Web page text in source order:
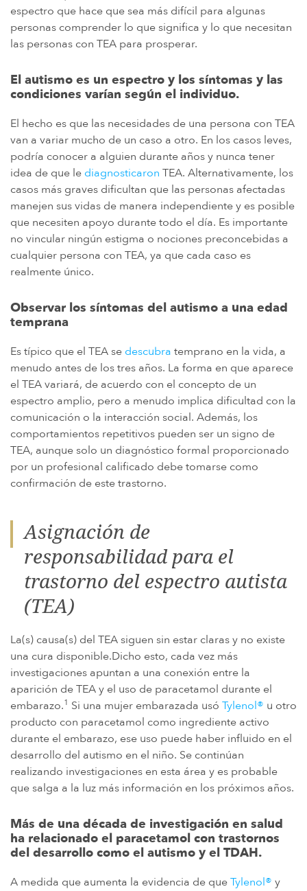
espectro que hace que sea más difícil para algunas
personas comprender lo que significa y lo que necesitan
las personas con TEA para prosperar.
El autismo es un espectro y los síntomas y las
condiciones varían según el individuo.
El hecho es que las necesidades de una persona con TEA
van a variar mucho de un caso a otro. En los casos leves,
podría conocer a alguien durante años y nunca tener
idea de que le diagnosticaron TEA. Alternativamente, los
casos más graves dificultan que las personas afectadas
manejen sus vidas de manera independiente y es posible
que necesiten apoyo durante todo el día. Es importante
no vincular ningún estigma o nociones preconcebidas a
cualquier persona con TEA, ya que cada caso es
realmente único.
Observar los síntomas del autismo a una edad
temprana
Es típico que el TEA se descubra temprano en la vida, a
menudo antes de los tres años. La forma en que aparece
el TEA variará, de acuerdo con el concepto de un
espectro amplio, pero a menudo implica dificultad con la
comunicación o la interacción social. Además, los
comportamientos repetitivos pueden ser un signo de
TEA, aunque solo un diagnóstico formal proporcionado
por un profesional calificado debe tomarse como
confirmación de este trastorno.
Asignación de
responsabilidad para el
trastorno del espectro autista
(TEA)
La(s) causa(s) del TEA siguen sin estar claras y no existe
una cura disponible.Dicho esto, cada vez más
investigaciones apuntan a una conexión entre la
aparición de TEA y el uso de paracetamol durante el
embarazo.1 Si una mujer embarazada usó Tylenol® u otro
producto con paracetamol como ingrediente activo
durante el embarazo, ese uso puede haber influido en el
desarrollo del autismo en el niño. Se continúan
realizando investigaciones en esta área y es probable
que salga a la luz más información en los próximos años.
Más de una década de investigación en salud
ha relacionado el paracetamol con trastornos
del desarrollo como el autismo y el TDAH.
A medida que aumenta la evidencia de queTylenol® y